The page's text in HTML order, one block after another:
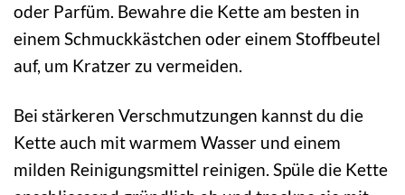
oder Parfüm. Bewahre die Kette am besten in
einem Schmuckkästchen oder einem Stoffbeutel
auf, um Kratzer zu vermeiden.
Bei stärkeren Verschmutzungen kannst du die
Kette auch mit warmem Wasser und einem
milden Reinigungsmittel reinigen. Spüle die Kette